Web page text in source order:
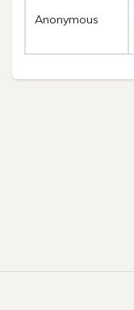
Anonymous